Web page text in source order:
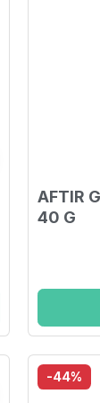
AFTIR
40 G
-44%